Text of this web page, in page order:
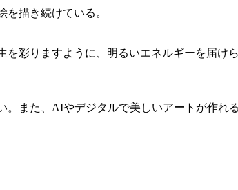
描き続けている。
彩りますように、明るいエネルギーを届け
また、AIやデジタルで美しいアートが作れ